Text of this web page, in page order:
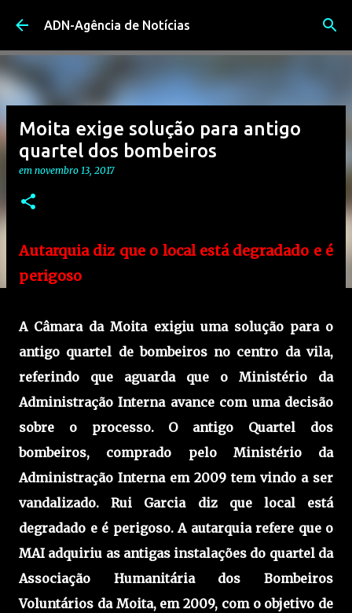
Avançar para o conteúdo principal
ADN-Agência de Notícias
Moita exige solução para antigo
quartel dos bombeiros
em novembro 13, 2017
Autarquia diz que o local está degradado e é
perigoso
A Câmara da Moita exigiu uma solução para o
antigo quartel de bombeiros no centro da vila,
referindo que aguarda que o Ministério da
Administração Interna avance com uma decisão
sobre o processo. O antigo Quartel dos
bombeiros, comprado pelo Ministério da
Administração Interna em 2009 tem vindo a ser
vandalizado. Rui Garcia diz que local está
degradado e é perigoso. A autarquia refere que o
MAI adquiriu as antigas instalações do quartel da
Associação Humanitária dos Bombeiros
Voluntários da Moita, em 2009, com o objetivo de